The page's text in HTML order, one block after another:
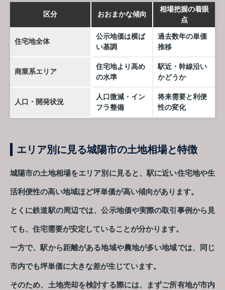
区分 おおまかな傾向
相場把握の着眼
点
住宅地全体
公示地価は横ば
い基調
過去数年の単価
推移
商業系エリア
住宅地より高め
の水準
駅近・幹線沿い
かどうか
人口・開発状況
人口微減・イン
フラ整備
将来需要と利便
性の変化
エリア別に見る城陽市の土地相場と特徴
城陽市の土地相場をエリア別に見ると、駅に近い住宅地や生
活利便性の高い地域ほど坪単価が高い傾向があります。
とくに鉄道駅の周辺では、公示地価や実際の取引事例から見
ても、住宅需要が安定していることが分かります。
一方で、駅から距離がある地域や農地が多い地域では、同じ
市内でも坪単価に大きな差が生じています。
そのため、土地売却を検討する際には、まずご所有地が市内